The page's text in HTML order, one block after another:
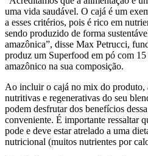
uma vida saudável. O cajá é um
a esses critérios, pois é rico em
sendo produzido de forma
amazônica”, disse Max Petrucci,
produz um Superfood em pó com
amazônico na sua composição.
Ao incluir o cajá no mix do produto,
nutritivas e regenerativas do seu
podem desfrutar dos benefícios
conveniente. É importante ressaltar
pode e deve estar atrelado a uma
nutricional (muitos nutrientes por